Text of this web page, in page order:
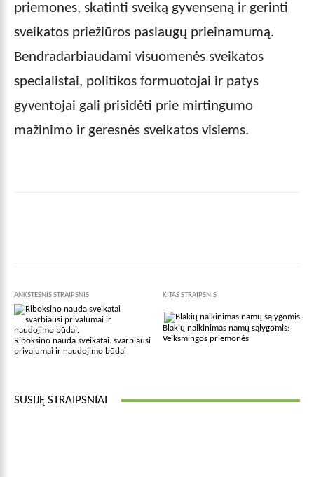
priemones, skatinti sveiką gyvenseną ir gerinti
sveikatos priežiūros paslaugų prieinamumą.
Bendradarbiaudami visuomenės sveikatos
specialistai, politikos formuotojai ir patys
gyventojai gali prisidėti prie mirtingumo
mažinimo ir geresnės sveikatos visiems.
ANKSTESNIS STRAIPSNIS
Riboksino nauda sveikatai: svarbiausi
privalumai ir naudojimo būdai
KITAS STRAIPSNIS
Blakių naikinimas namų sąlygomis:
Veiksmingos priemonės
SUSIJĘ STRAIPSNIAI